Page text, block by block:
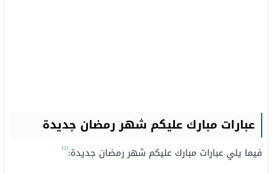
عبارات مبارك عليكم شهر رمضان جديدة
فيما يلي عبارات مبارك عليكم شهر رمضان جديدة:[1]